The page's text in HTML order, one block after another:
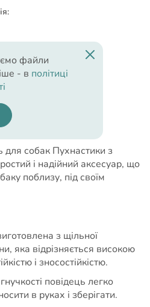
повідець для собак.
для собак Пухнастики з
і надійний аксесуар, що
поблизу, під своїм
з щільної
яка відрізняється високою
і зносостійкістю.
повідець легко
в руках і зберігати.
файли
- в політиці